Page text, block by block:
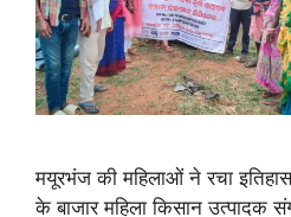
मयूरभंज की महिलाओं ने रचा
के बाजार महिला किसान उत्पादक